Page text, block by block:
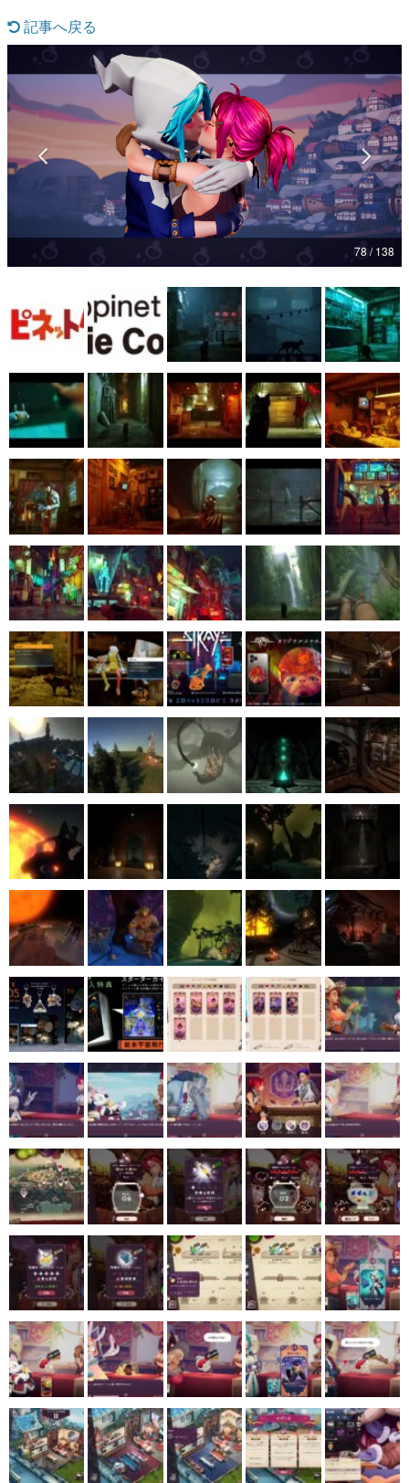
なんでゲームは面白い？
ゲーム開発者・hamatsu氏がゲームの魅力を画面や操作の
具体的な形から解き明かしていく、硬派で骨太な評論連載
です。
ゲームが変えた日本語
「経験値」「裏技」「ラスボス」… ゲームにまつわる言葉
の起源や用法の変遷を、コンピューター文化史研究家・タ
イニーP氏が徹底調査。
カテゴリ
女性向け
アプリレビュー
その他
電ファミニコゲーマーとは？
運営：株式会社マレ
記事へ戻る
78 / 138